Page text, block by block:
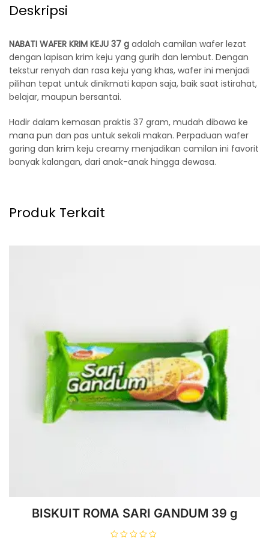
Deskripsi
NABATI WAFER KRIM KEJU 37 g adalah camilan wafer lezat
dengan lapisan krim keju yang gurih dan lembut. Dengan
tekstur renyah dan rasa keju yang khas, wafer ini menjadi
pilihan tepat untuk dinikmati kapan saja, baik saat istirahat,
belajar, maupun bersantai.
Hadir dalam kemasan praktis 37 gram, mudah dibawa ke
mana pun dan pas untuk sekali makan. Perpaduan wafer
garing dan krim keju creamy menjadikan camilan ini favorit
banyak kalangan, dari anak-anak hingga dewasa.
Produk Terkait
BISKUIT ROMA SARI GANDUM 39 g